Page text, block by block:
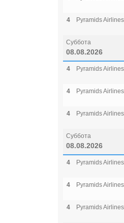
4 Pyramids Airlines
Суббота
08.08.2026
4 Pyramids Airlines
4 Pyramids Airlines
4 Pyramids Airlines
Суббота
08.08.2026
4 Pyramids Airlines
4 Pyramids Airlines
4 Pyramids Airlines